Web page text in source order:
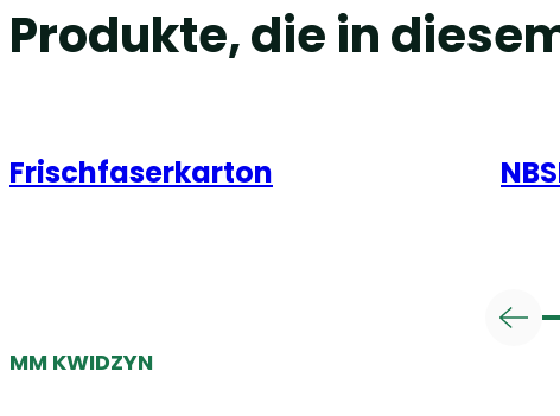
Produkte, die in
Frischfaserkarton
MM KWIDZYN